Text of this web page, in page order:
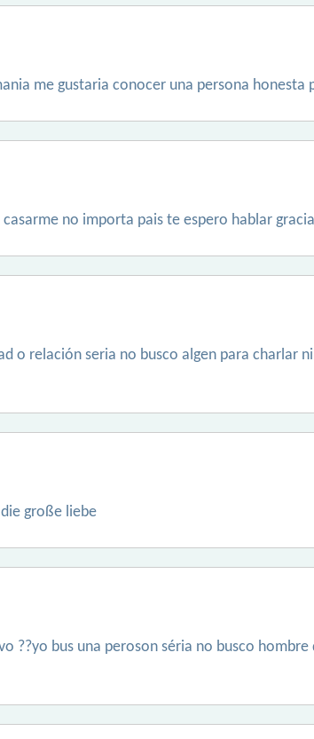
me gustaria conocer una persona honesta
no importa pais te espero hablar
o relación seria no busco algen para charlar
große liebe
??yo bus una peroson séria no busco